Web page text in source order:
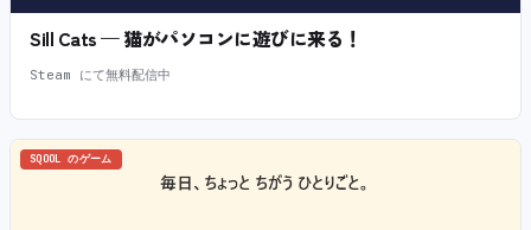
Sill Cats — 猫がパソコンに遊びに来る！
Steam にて無料配信中
SQOOL のゲーム